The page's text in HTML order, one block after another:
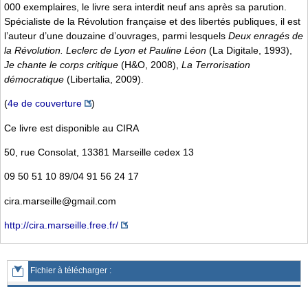
000 exemplaires, le livre sera interdit neuf ans après sa parution.
Spécialiste de la Révolution française et des libertés publiques, il est
l’auteur d’une douzaine d’ouvrages, parmi lesquels Deux enragés de
la Révolution. Leclerc de Lyon et Pauline Léon (La Digitale, 1993),
Je chante le corps critique (H&O, 2008), La Terrorisation
démocratique (Libertalia, 2009).
(4e de couverture )
Ce livre est disponible au CIRA
50, rue Consolat, 13381 Marseille cedex 13
09 50 51 10 89/04 91 56 24 17
cira.marseille@gmail.com
http://cira.marseille.free.fr/
Fichier à télécharger :